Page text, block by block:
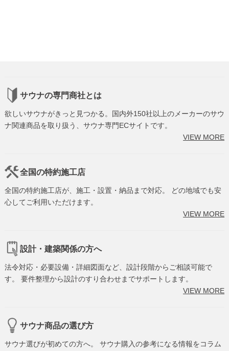
サウナの専門商社とは
欲しいサウナがきっと見つかる。国内外150社以上のメーカーのサウ
ナ関連商品を取り扱う、サウナ専門ECサイトです。
VIEW MORE
全国の特約施工店
全国の特約施工店が、施工・設置・納品まで対応。 どの地域でも安
心してご利用いただけます。
VIEW MORE
設計・建築関係の方へ
法令対応・必要設備・詳細図面など、設計段階からご相談可能で
す。 要件整理から設計のすり合わせまでサポートします。
VIEW MORE
サウナ商品の選び方
サウナ選びが初めての方へ。 サウナ購入の参考になる情報をコラム